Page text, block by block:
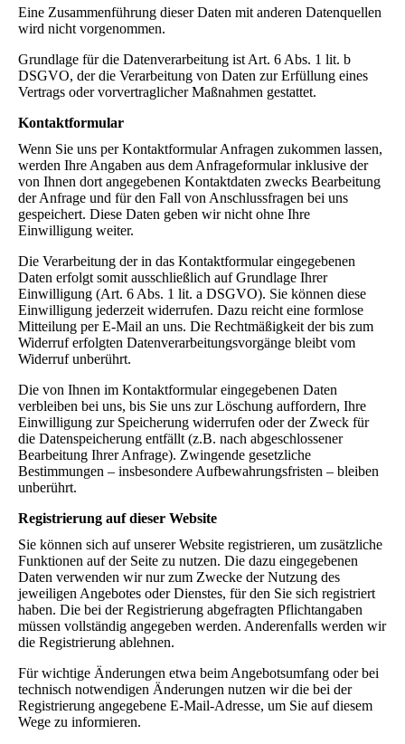
Eine Zusammenführung dieser Daten mit anderen Datenquellen
wird nicht vorgenommen.
Grundlage für die Datenverarbeitung ist Art. 6 Abs. 1 lit. b
DSGVO, der die Verarbeitung von Daten zur Erfüllung eines
Vertrags oder vorvertraglicher Maßnahmen gestattet.
Kontaktformular
Wenn Sie uns per Kontaktformular Anfragen zukommen lassen,
werden Ihre Angaben aus dem Anfrageformular inklusive der
von Ihnen dort angegebenen Kontaktdaten zwecks Bearbeitung
der Anfrage und für den Fall von Anschlussfragen bei uns
gespeichert. Diese Daten geben wir nicht ohne Ihre
Einwilligung weiter.
Die Verarbeitung der in das Kontaktformular eingegebenen
Daten erfolgt somit ausschließlich auf Grundlage Ihrer
Einwilligung (Art. 6 Abs. 1 lit. a DSGVO). Sie können diese
Einwilligung jederzeit widerrufen. Dazu reicht eine formlose
Mitteilung per E-Mail an uns. Die Rechtmäßigkeit der bis zum
Widerruf erfolgten Datenverarbeitungsvorgänge bleibt vom
Widerruf unberührt.
Die von Ihnen im Kontaktformular eingegebenen Daten
verbleiben bei uns, bis Sie uns zur Löschung auffordern, Ihre
Einwilligung zur Speicherung widerrufen oder der Zweck für
die Datenspeicherung entfällt (z.B. nach abgeschlossener
Bearbeitung Ihrer Anfrage). Zwingende gesetzliche
Bestimmungen – insbesondere Aufbewahrungsfristen – bleiben
unberührt.
Registrierung auf dieser Website
Sie können sich auf unserer Website registrieren, um zusätzliche
Funktionen auf der Seite zu nutzen. Die dazu eingegebenen
Daten verwenden wir nur zum Zwecke der Nutzung des
jeweiligen Angebotes oder Dienstes, für den Sie sich registriert
haben. Die bei der Registrierung abgefragten Pflichtangaben
müssen vollständig angegeben werden. Anderenfalls werden wir
die Registrierung ablehnen.
Für wichtige Änderungen etwa beim Angebotsumfang oder bei
technisch notwendigen Änderungen nutzen wir die bei der
Registrierung angegebene E-Mail-Adresse, um Sie auf diesem
Wege zu informieren.